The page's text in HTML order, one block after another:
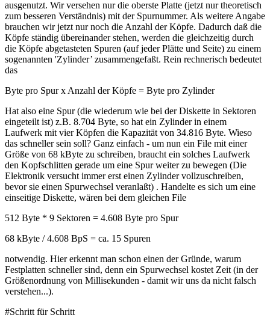
ausgenutzt. Wir versehen nur die oberste Platte (jetzt nur theoretisch
zum besseren Verständnis) mit der Spurnummer. Als weitere Angabe
brauchen wir jetzt nur noch die Anzahl der Köpfe. Dadurch daß die
Köpfe ständig übereinander stehen, werden die gleichzeitig durch
die Köpfe abgetasteten Spuren (auf jeder Plätte und Seite) zu einem
sogenannten 'Zylinder’ zusammengefaßt. Rein rechnerisch bedeutet
das
Byte pro Spur x Anzahl der Köpfe = Byte pro Zylinder
Hat also eine Spur (die wiederum wie bei der Diskette in Sektoren
eingeteilt ist) z.B. 8.704 Byte, so hat ein Zylinder in einem
Laufwerk mit vier Köpfen die Kapazität von 34.816 Byte. Wieso
das schneller sein soll? Ganz einfach - um nun ein File mit einer
Größe von 68 kByte zu schreiben, braucht ein solches Laufwerk
den Kopfschlitten gerade um eine Spur weiter zu bewegen (Die
Elektronik versucht immer erst einen Zylinder vollzuschreiben,
bevor sie einen Spurwechsel veranlaßt) . Handelte es sich um eine
einseitige Diskette, wären bei dem gleichen File
512 Byte * 9 Sektoren = 4.608 Byte pro Spur
68 kByte / 4.608 BpS = ca. 15 Spuren
notwendig. Hier erkennt man schon einen der Gründe, warum
Festplatten schneller sind, denn ein Spurwechsel kostet Zeit (in der
Größenordnung von Millisekunden - damit wir uns da nicht falsch
verstehen...).
#Schritt für Schritt